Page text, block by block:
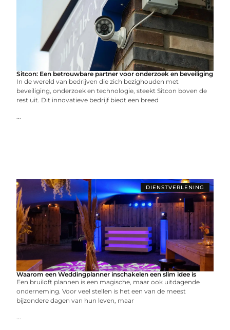
Sitcon: Een betrouwbare partner voor onderzoek en beveiliging
In de wereld van bedrijven die zich bezighouden met
beveiliging, onderzoek en technologie, steekt Sitcon boven de
rest uit. Dit innovatieve bedrijf biedt een breed
...
DIENSTVERLENING
Waarom een Weddingplanner inschakelen een slim idee is
Een bruiloft plannen is een magische, maar ook uitdagende
onderneming. Voor veel stellen is het een van de meest
bijzondere dagen van hun leven, maar
...